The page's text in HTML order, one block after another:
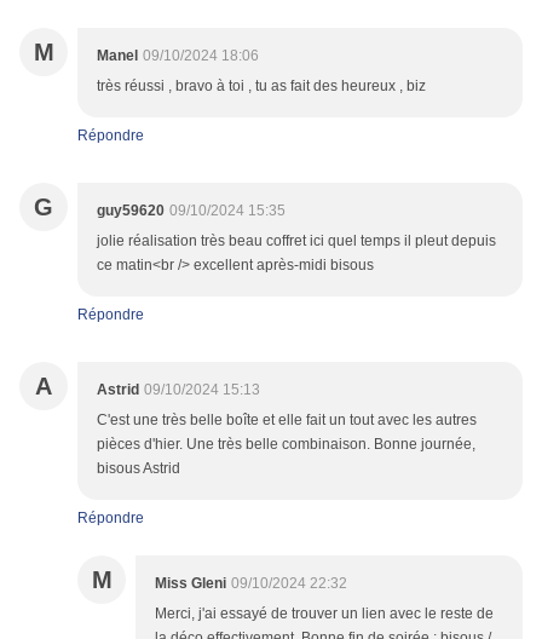
M Manel 09/10/2024 18:06
très réussi , bravo à toi , tu as fait des heureux , biz
Répondre
G guy59620 09/10/2024 15:35
jolie réalisation très beau coffret ici quel temps il pleut depuis
ce matin<br /> excellent après-midi bisous
Répondre
A Astrid 09/10/2024 15:13
C'est une très belle boîte et elle fait un tout avec les autres
pièces d'hier. Une très belle combinaison. Bonne journée,
bisous Astrid
Répondre
M Miss Gleni 09/10/2024 22:32
Merci, j'ai essayé de trouver un lien avec le reste de